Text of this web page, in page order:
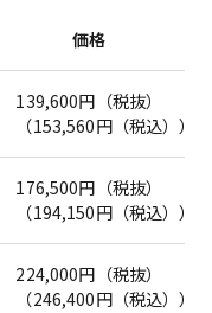
価格
139,600円（税抜）
（153,560円（税込））
176,500円（税抜）
（194,150円（税込））
224,000円（税抜）
（246,400円（税込））